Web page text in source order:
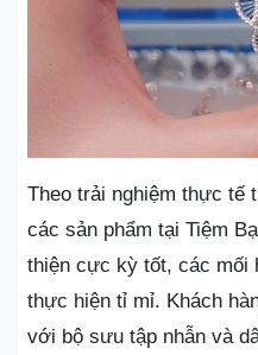
Theo trải nghiệm thực tế
các sản phẩm tại Tiệm
thiện cực kỳ tốt, các mối
thực hiện tỉ mỉ. Khách
với bộ sưu tập nhẫn và